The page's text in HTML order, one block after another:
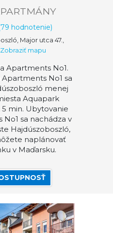
79 hodnotenie)
Major utca 47.,
Zobraziť mapu
Apartments No1.
No1 sa
menej
Aquapark
min. Ubytovanie
sa nachádza v
Hajdúszoboszló,
naplánovať
v Maďarsku.